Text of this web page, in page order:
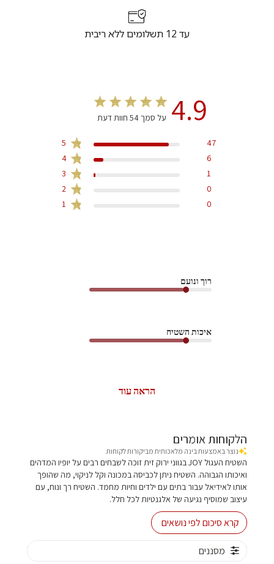
עד 12 תשלומים ללא ריבית
4.9 על סמך 54 חוות דעת
5
47
4
6
3
1
2
0
1
0
רוך ונועם
איכות השטיח
הראה עוד
הלקוחות אומרים
נוצר באמצעות בינה מלאכותית מביקורות לקוחות.
השטיח העגול JOY בגווני ירוק זית זוכה לשבחים רבים על יופיו המדהים
ואיכותו הגבוהה. השטיח ניתן לכביסה במכונה וקל לניקוי, מה שהופך
אותו לאידיאל עבור בתים עם ילדים וחיות מחמד. השטיח רך ונוח, עם
עיצוב שמוסיף נגיעה של אלגנטיות לכל חלל.
קרא סיכום לפי נושאים
מסננים